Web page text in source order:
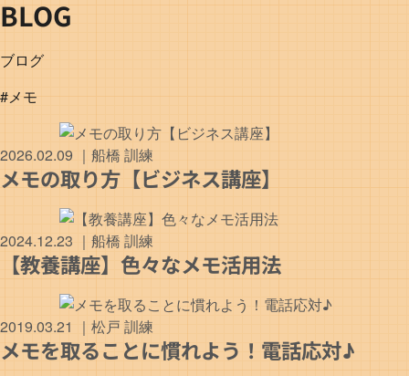
BLOG
ブログ
#メモ
2026.02.09 ｜ 船橋 訓練
メモの取り方【ビジネス講座】
2024.12.23 ｜ 船橋 訓練
【教養講座】色々なメモ活用法
2019.03.21 ｜ 松戸 訓練
メモを取ることに慣れよう！電話応対♪